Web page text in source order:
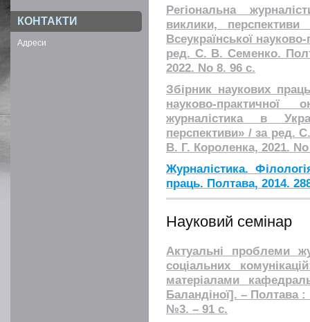
КОНТАКТИ
Адреси
Регіональна
виклики,
Всеукраїнської
ред. С. В. Семенко.
2022. No 8. 96 с.
Збірник наукових
науково‐практичної
журналістика в
перспективи» / за ред.
В. Г. Короленка, 2021.
Журналістика.
праць. Полтава, 2014.
Науковий семінар
Актуальні проблеми
соціальних
матеріалами
Баландіної]. – Полтава
№3. – 91 с.